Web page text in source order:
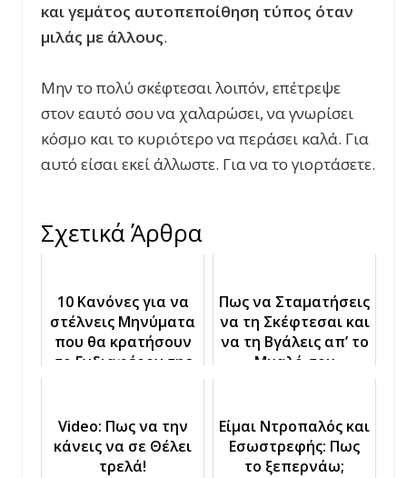
και γεμάτος αυτοπεποίθηση τύπος όταν
μιλάς με άλλους.
Μην το πολύ σκέφτεσαι λοιπόν, επέτρεψε
στον εαυτό σου να χαλαρώσει, να γνωρίσει
κόσμο και το κυριότερο να περάσει καλά. Για
αυτό είσαι εκεί άλλωστε. Για να το γιορτάσετε.
Σχετικά Άρθρα
10 Κανόνες για να
στέλνεις Μηνύματα
που θα κρατήσουν
το Ενδιαφέρον της
Πως να Σταματήσεις
να τη Σκέφτεσαι και
να τη Βγάλεις απ’ το
Μυαλό σου
Video: Πως να την
κάνεις να σε Θέλει
τρελά!
Είμαι Ντροπαλός και
Εσωστρεφής: Πως
το ξεπερνάω;